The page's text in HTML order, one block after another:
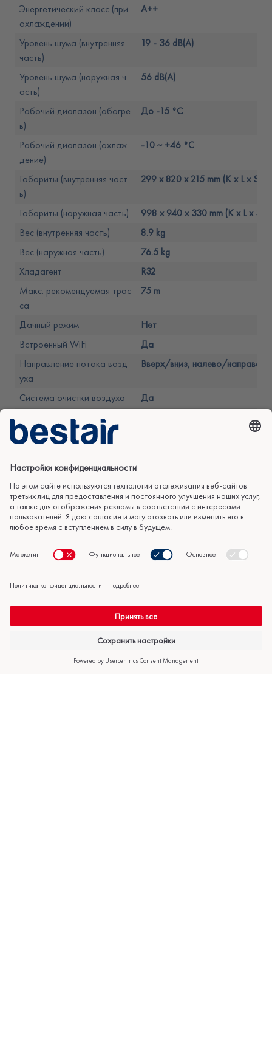
Энергетический класс (при
охлаждении)
A++
Уровень шума (внутренняя
часть)
19 - 36 dB(A)
Уровень шума (наружная ч
асть)
56 dB(A)
Рабочий диапазон (обогре
в)
До -15 °C
Рабочий диапазон (охлаж
дение)
-10 ~ +46 °C
Габариты (внутренняя част
ь)
299 x 820 x 215 mm (K x L x S)
Габариты (наружная часть)
998 x 940 x 330 mm (K x L x S)
Вес (внутренняя часть)
8.9 kg
Вес (наружная часть)
76.5 kg
Хладагент
R32
Макс. рекомендуемая трас
са
75 m
Дачный режим
Нет
Встроенный WiFi
Да
Направление потока возд
уха
Вверх/вниз, налево/направо
Система очистки воздуха
Да
Авторестарт
Цвет (внутренний)
info@bestair.ee
+372 606 4350
Продукция
Полезная
информация
Полезное
Рассрочка
Информация о
Сертификаты